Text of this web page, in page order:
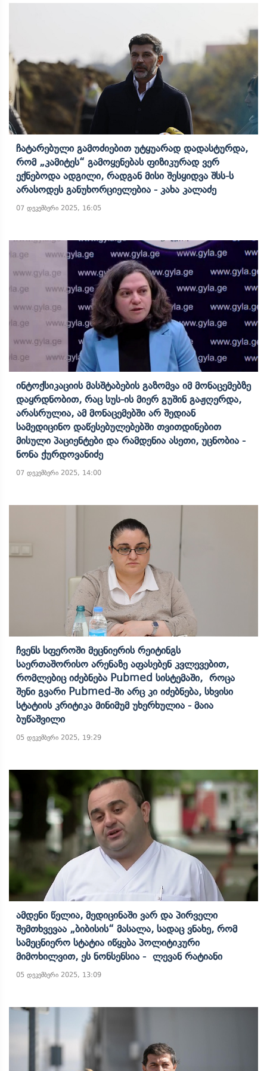
Ჩატარებული Გამოძიებით Უტყუარად Დადასტურდა,
Რომ „კამიტეს“ Გამოყენებას Ფიზიკურად Ვერ
Ექნებოდა Ადგილი, Რადგან Მისი Შესყიდვა Შსს-Ს
Არასოდეს Განუხორციელებია - Კახა Კალაძე
07 დეკემბერი 2025, 16:05
Ინტოქსიკაციის Მასშტაბების Გაზომვა Იმ Მონაცემებზე
Დაყრდნობით, Რაც Სუს-Ის Მიერ Გუშინ Გაჟღერდა,
Არასრულია, Ამ Მონაცემებში Არ Შედიან
Სამედიცინო Დაწესებულებებში Თვითდინებით
Მისული Პაციენტები Და Რამდენია Ასეთი, Უცნობია -
Ნონა Ქურდოვანიძე
07 დეკემბერი 2025, 14:00
Ჩვენს Სფეროში Მეცნიერის Რეიტინგს
Საერთაშორისო Არენაზე Აფასებენ Კვლევებით,
Რომლებიც Იძებნება Pubmed Სისტემაში, Როცა
Შენი Გვარი Pubmed-Ში Არც Კი Იძებნება, Სხვისი
Სტატიის Კრიტიკა Მინიმუმ Უხერხულია - Მაია
Ბუწაშვილი
05 დეკემბერი 2025, 19:29
Ამდენი Წელია, Მედიცინაში Ვარ Და Პირველი
Შემთხვევაა „ბიბისის“ Მასალა, Სადაც Ვნახე, Რომ
Სამეცნიერო Სტატია Იწყება Პოლიტიკური
Მიმოხილვით, Ეს Ნონსენსია - Ლევან Რატიანი
05 დეკემბერი 2025, 13:09